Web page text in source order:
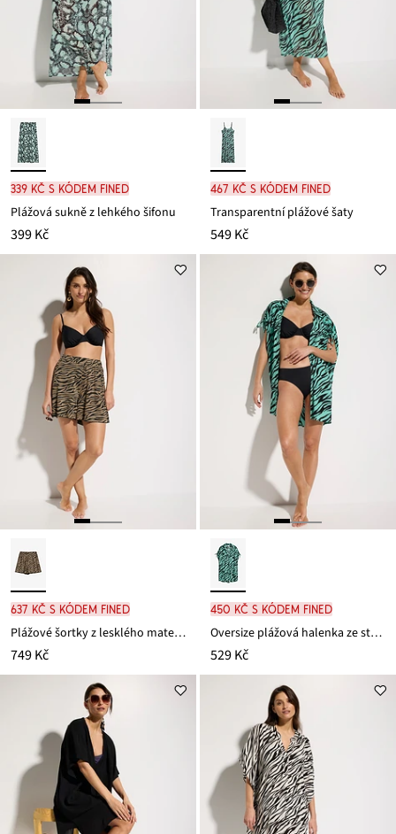
339 Kč s kódem FINED
Plážová sukně z lehkého šifonu
399 Kč
467 Kč s kódem FINED
Transparentní plážové šaty
549 Kč
637 Kč s kódem FINED
Plážové šortky z lesklého materiálu
749 Kč
450 Kč s kódem FINED
Oversize plážová halenka ze strukturovaného materiálu se zmačkanou úpravou
529 Kč